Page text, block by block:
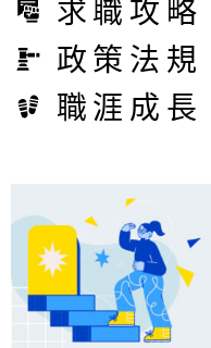
求職攻略
政策法規
職涯成長